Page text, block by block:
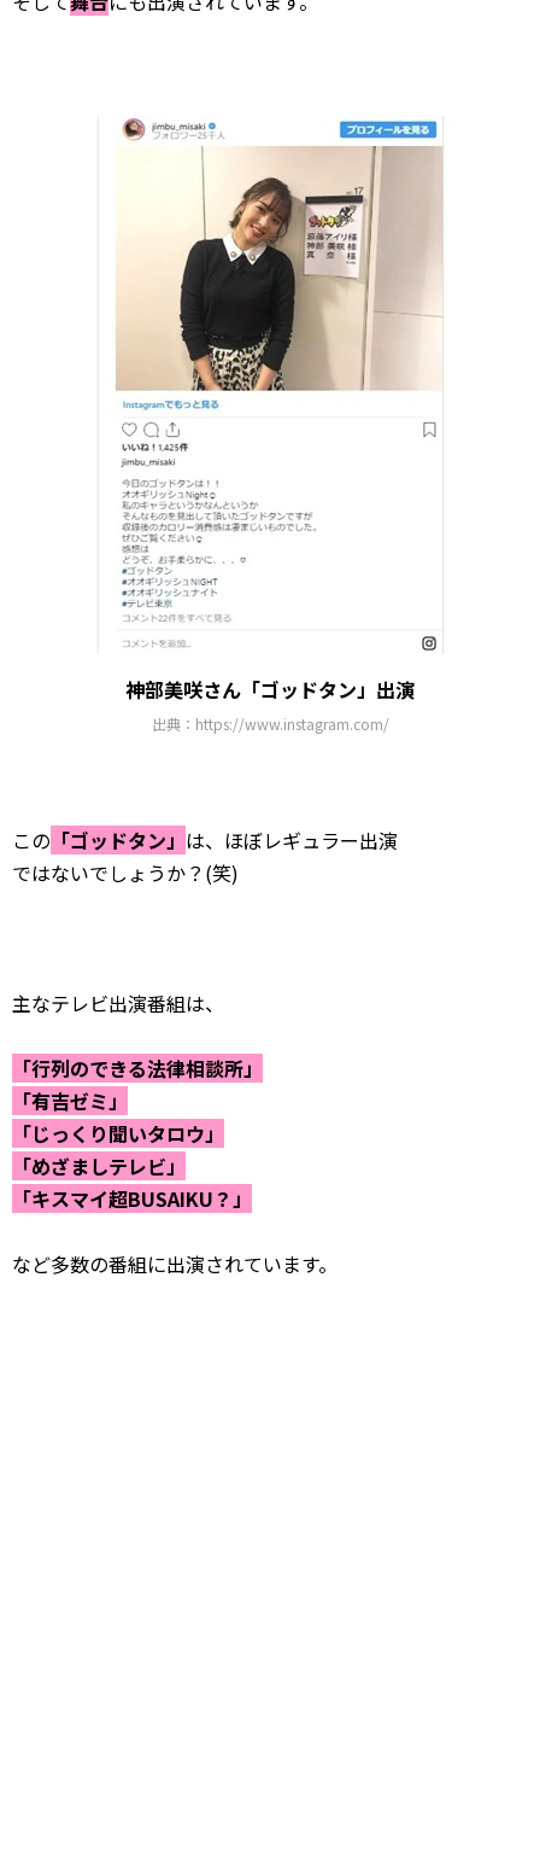
神部美咲さん「ゴッドタン」出演
出典：https://www.instagram.com/
この 「ゴッドタン」 は、ほぼレギュラー出演
ではないでしょうか？(笑)
主なテレビ出演番組は、
「行列のできる法律相談所」
「有吉ゼミ」
「じっくり聞いタロウ」
「めざましテレビ」
「キスマイ超BUSAIKU？」
など多数の番組に出演されています。